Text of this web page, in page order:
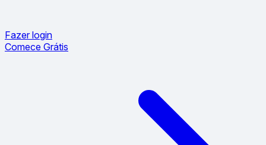
Fazer login
Comece Grátis